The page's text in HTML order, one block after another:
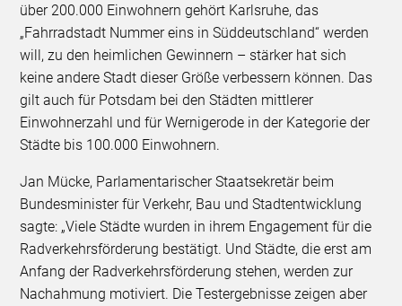
über 200.000 Einwohnern gehört Karlsruhe, das
„Fahrradstadt Nummer eins in Süddeutschland“ werden
will, zu den heimlichen Gewinnern – stärker hat sich
keine andere Stadt dieser Größe verbessern können. Das
gilt auch für Potsdam bei den Städten mittlerer
Einwohnerzahl und für Wernigerode in der Kategorie der
Städte bis 100.000 Einwohnern.
Jan Mücke, Parlamentarischer Staatsekretär beim
Bundesminister für Verkehr, Bau und Stadtentwicklung
sagte: „Viele Städte wurden in ihrem Engagement für die
Radverkehrsförderung bestätigt. Und Städte, die erst am
Anfang der Radverkehrsförderung stehen, werden zur
Nachahmung motiviert. Die Testergebnisse zeigen aber